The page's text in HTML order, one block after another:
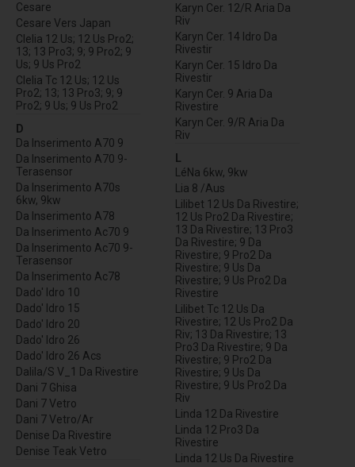
Cesare
Cesare Vers Japan
Clelia 12 Us; 12 Us Pro2;
13; 13 Pro3; 9; 9 Pro2; 9
Us; 9 Us Pro2
Clelia Tc 12 Us; 12 Us
Pro2; 13; 13 Pro3; 9; 9
Pro2; 9 Us; 9 Us Pro2
D
Da Inserimento A70 9
Da Inserimento A70 9-
Terasensor
Da Inserimento A70s
6kw, 9kw
Da Inserimento A78
Da Inserimento Ac70 9
Da Inserimento Ac70 9-
Terasensor
Da Inserimento Ac78
Dado' Idro 10
Dado' Idro 15
Dado' Idro 20
Dado' Idro 26
Dado' Idro 26 Acs
Dalila/S V_1 Da Rivestire
Dani 7 Ghisa
Dani 7 Vetro
Dani 7 Vetro/Ar
Denise Da Rivestire
Denise Teak Vetro
Karyn Cer. 12/R Aria Da
Riv
Karyn Cer. 14 Idro Da
Rivestir
Karyn Cer. 15 Idro Da
Rivestir
Karyn Cer. 9 Aria Da
Rivestire
Karyn Cer. 9/R Aria Da
Riv
L
LéNa 6kw, 9kw
Lia 8 /Aus
Lilibet 12 Us Da Rivestire;
12 Us Pro2 Da Rivestire;
13 Da Rivestire; 13 Pro3
Da Rivestire; 9 Da
Rivestire; 9 Pro2 Da
Rivestire; 9 Us Da
Rivestire; 9 Us Pro2 Da
Rivestire
Lilibet Tc 12 Us Da
Rivestire; 12 Us Pro2 Da
Riv; 13 Da Rivestire; 13
Pro3 Da Rivestire; 9 Da
Rivestire; 9 Pro2 Da
Rivestire; 9 Us Da
Rivestire; 9 Us Pro2 Da
Riv
Linda 12 Da Rivestire
Linda 12 Pro3 Da
Rivestire
Linda 12 Us Da Rivestire